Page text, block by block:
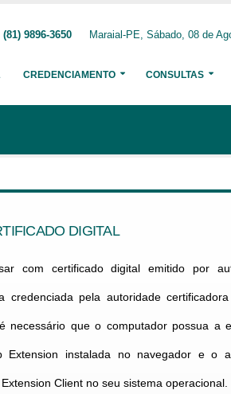
(81) 9896-3650 Maraial-PE, Sábado, 08 de
CREDENCIAMENTO CONSULTAS
DIGITAL
com certificado digital emitido por
credenciada pela autoridade
necessário que o computador possua a
Extension instalada no navegador e o
Client no seu sistema operacional.